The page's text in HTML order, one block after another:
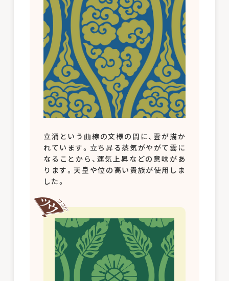
立涌という曲線の文様の間に、雲が描か
れています。立ち昇る蒸気がやがて雲に
なることから、運気上昇などの意味があ
ります。天皇や位の高い貴族が使用しま
した。